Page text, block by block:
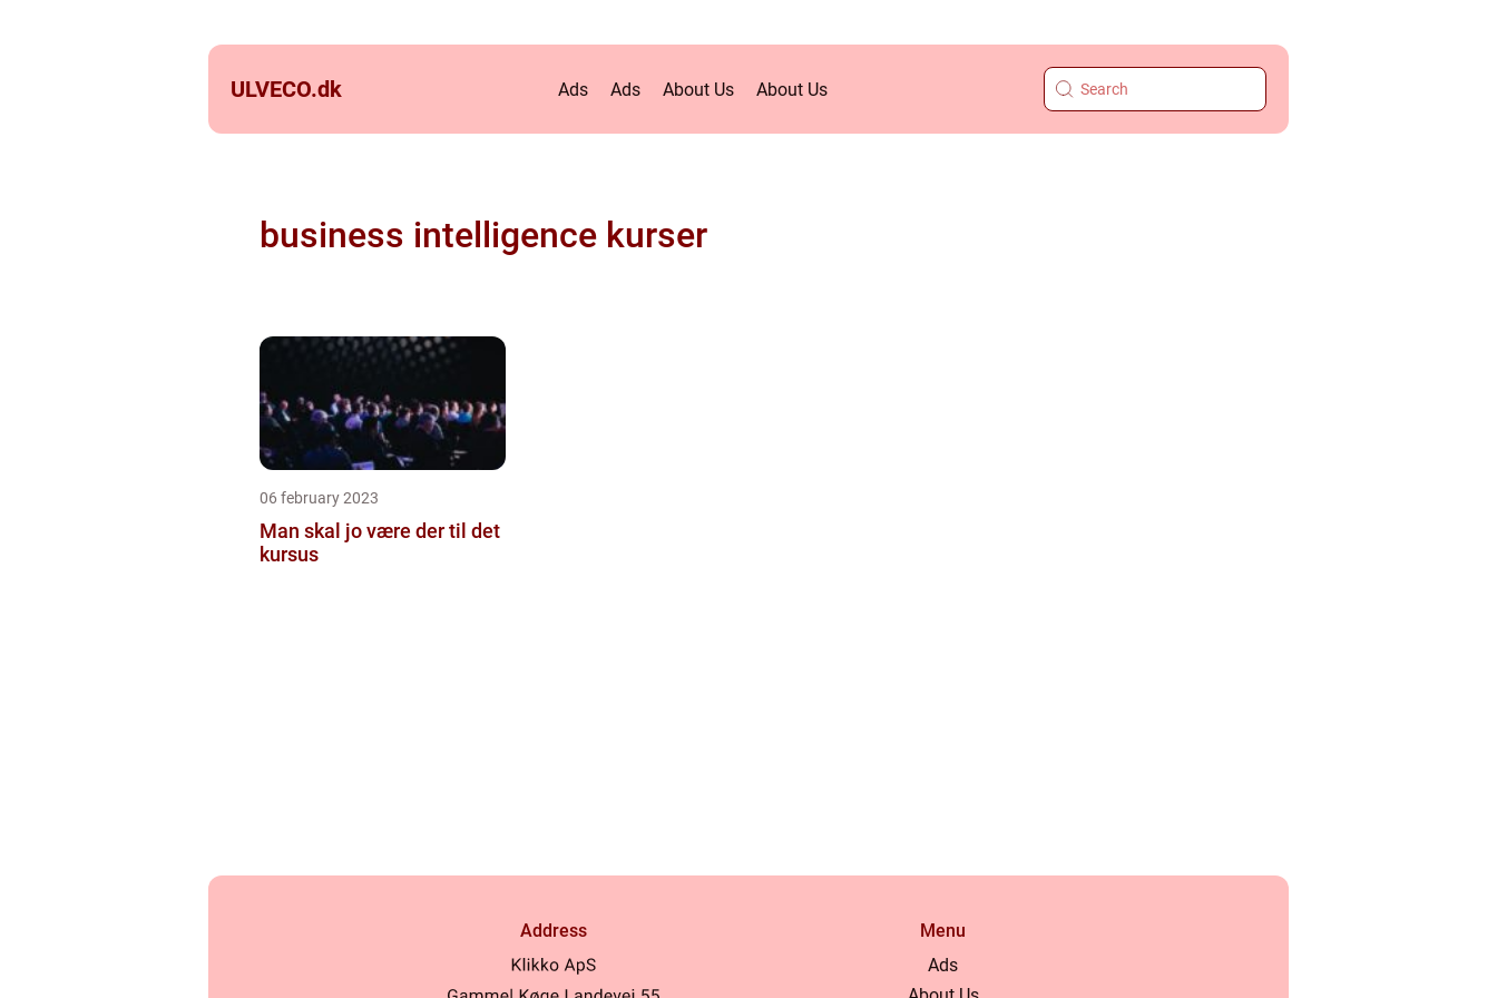
ULVECO.dk Ads Ads About Us About Us
business intelligence kurser
06 february 2023
Man skal jo være der til det
kursus
Address
Menu
Ads